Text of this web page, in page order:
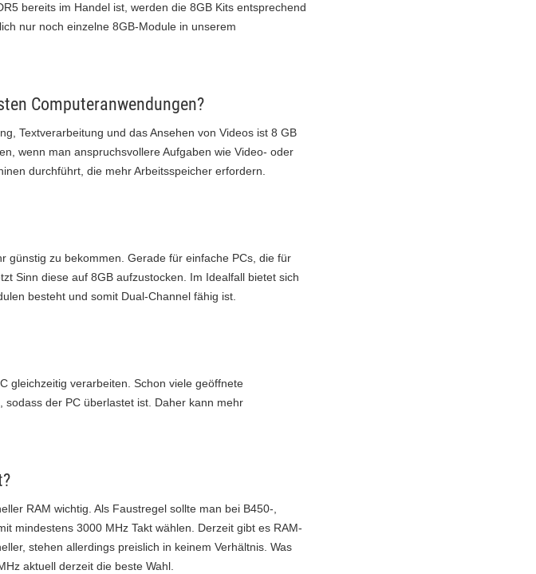
bereits im Handel ist, werden die 8GB Kits entsprechend
nur noch einzelne 8GB-Module in unserem
Computeranwendungen?
Textverarbeitung und das Ansehen von Videos ist 8 GB
wenn man anspruchsvollere Aufgaben wie Video- oder
durchführt, die mehr Arbeitsspeicher erfordern.
günstig zu bekommen. Gerade für einfache PCs, die für
Sinn diese auf 8GB aufzustocken. Im Idealfall bietet sich
besteht und somit Dual-Channel fähig ist.
gleichzeitig verarbeiten. Schon viele geöffnete
der PC überlastet ist. Daher kann mehr
RAM wichtig. Als Faustregel sollte man bei B450-,
mindestens 3000 MHz Takt wählen. Derzeit gibt es RAM-
stehen allerdings preislich in keinem Verhältnis. Was
aktuell derzeit die beste Wahl.